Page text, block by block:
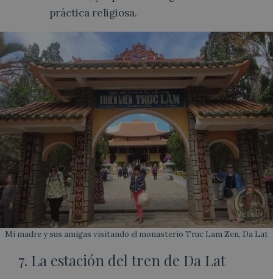
práctica religiosa.
Mi madre y sus amigas visitando el monasterio Truc Lam Zen, Da Lat
7. La estación del tren de Da Lat